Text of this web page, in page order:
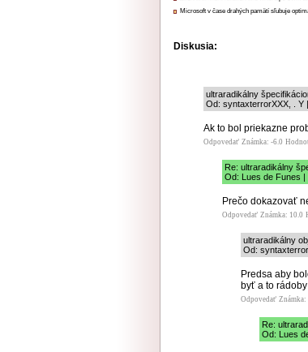
Microsoft v čase drahých pamätí sľubuje
Diskusia:
ultraradikálny
Od: syntaxterrorXXX, . Y
Ak to bol priekazne
Odpovedať Známka: -6.0
Re: ultraradikálny
Od: Lues de Funes |
Prečo dokazovať
Odpovedať Známka: 10.0
ultraradikálny
Od:
Predsa aby
byť a to
Odpovedať Známka:
Re:
Od: Lues